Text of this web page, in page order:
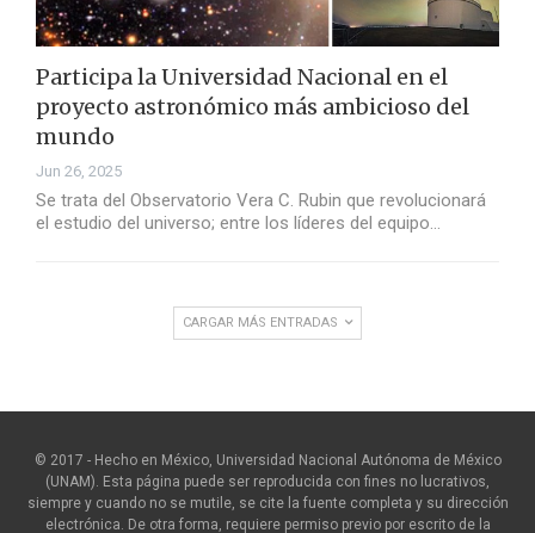
Participa la Universidad Nacional en el
proyecto astronómico más ambicioso del
mundo
Jun 26, 2025
Se trata del Observatorio Vera C. Rubin que revolucionará
el estudio del universo; entre los líderes del equipo…
CARGAR MÁS ENTRADAS
© 2017 - Hecho en México, Universidad Nacional Autónoma de México
(UNAM). Esta página puede ser reproducida con fines no lucrativos,
siempre y cuando no se mutile, se cite la fuente completa y su dirección
electrónica. De otra forma, requiere permiso previo por escrito de la